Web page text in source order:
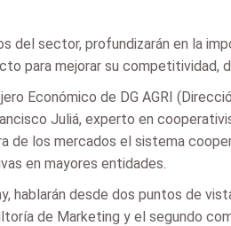
del sector, profundizarán en la
para mejorar su
Económico de DG AGRI
Juliá, experto en
de los mercados el sistema
en mayores entidades.
hablarán desde dos puntos de
de Marketing y el segundo